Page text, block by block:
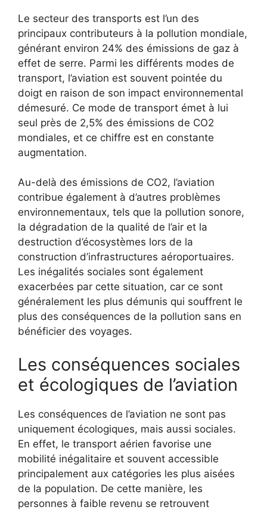
Le secteur des transports est l’un des
principaux contributeurs à la pollution mondiale,
générant environ 24% des émissions de gaz à
effet de serre. Parmi les différents modes de
transport, l’aviation est souvent pointée du
doigt en raison de son impact environnemental
démesuré. Ce mode de transport émet à lui
seul près de 2,5% des émissions de CO2
mondiales, et ce chiffre est en constante
augmentation.
Au-delà des émissions de CO2, l’aviation
contribue également à d’autres problèmes
environnementaux, tels que la pollution sonore,
la dégradation de la qualité de l’air et la
destruction d’écosystèmes lors de la
construction d’infrastructures aéroportuaires.
Les inégalités sociales sont également
exacerbées par cette situation, car ce sont
généralement les plus démunis qui souffrent le
plus des conséquences de la pollution sans en
bénéficier des voyages.
Les conséquences sociales
et écologiques de l’aviation
Les conséquences de l’aviation ne sont pas
uniquement écologiques, mais aussi sociales.
En effet, le transport aérien favorise une
mobilité inégalitaire et souvent accessible
principalement aux catégories les plus aisées
de la population. De cette manière, les
personnes à faible revenu se retrouvent